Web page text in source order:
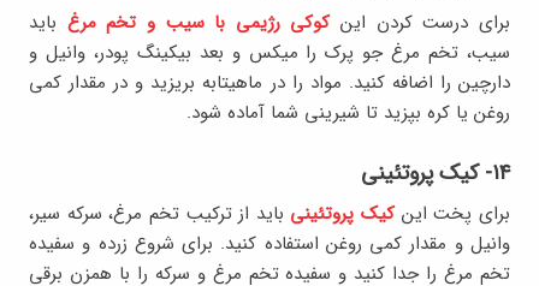
برای درست کردن اینکوکی رژیمی با سیب و تخم مرغ باید
سیب، تخم مرغ جو پرک را میکس و بعد بیکینگ پودر، وانیل و
دارچین را اضافه کنید. مواد را در ماهیتابه بریزید و در مقدار کمی
روغن یا کره بپزید تا شیرینی شما آماده شود.
۱۴- کیک پروتئینی
برای پخت اینکیک پروتئینی باید از ترکیب تخم مرغ، سرکه سیر،
وانیل و مقدار کمی روغن استفاده کنید. برای شروع زرده و سفیده
تخم مرغ را جدا کنید و سفیده تخم مرغ و سرکه را با همزن برقی